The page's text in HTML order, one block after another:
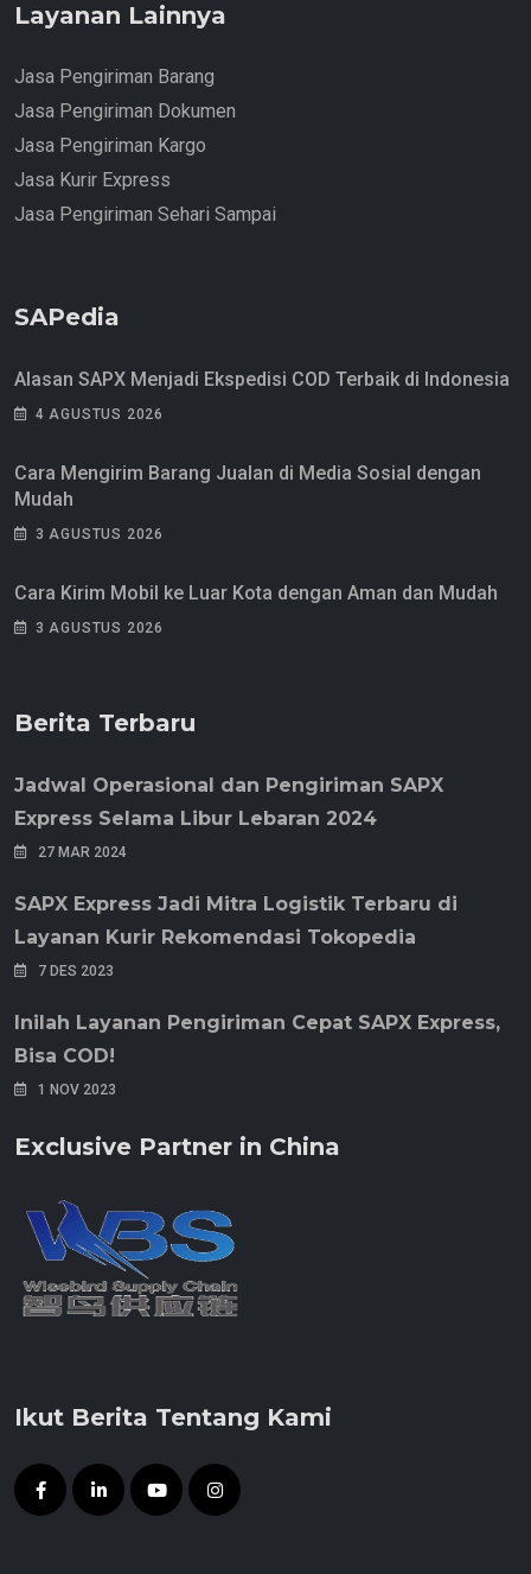
Layanan Lainnya
Jasa Pengiriman Barang
Jasa Pengiriman Dokumen
Jasa Pengiriman Kargo
Jasa Kurir Express
Jasa Pengiriman Sehari Sampai
SAPedia
Alasan SAPX Menjadi Ekspedisi COD Terbaik di Indonesia
4 AGUSTUS 2026
Cara Mengirim Barang Jualan di Media Sosial dengan
Mudah
3 AGUSTUS 2026
Cara Kirim Mobil ke Luar Kota dengan Aman dan Mudah
3 AGUSTUS 2026
Berita Terbaru
Jadwal Operasional dan Pengiriman SAPX
Express Selama Libur Lebaran 2024
27 MAR 2024
SAPX Express Jadi Mitra Logistik Terbaru di
Layanan Kurir Rekomendasi Tokopedia
7 DES 2023
Inilah Layanan Pengiriman Cepat SAPX Express,
Bisa COD!
1 NOV 2023
Exclusive Partner in China
Ikut Berita Tentang Kami